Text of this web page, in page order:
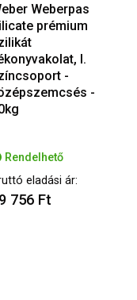
Weberpas
prémium
I.
-
-
Rendelhető
eladási ár:
756 Ft